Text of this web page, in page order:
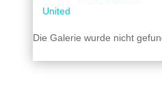
United
Die Galerie wurde nicht